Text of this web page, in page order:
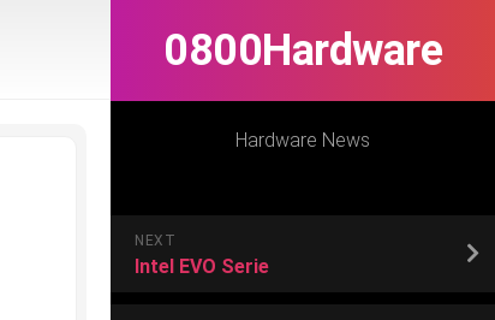
0800Hardware
Hardware News
NEXT
Intel EVO Serie